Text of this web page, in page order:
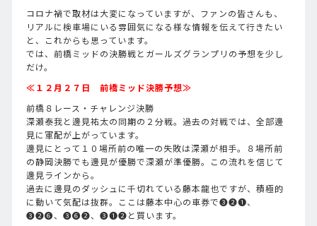
コロナ禍で取材は大変になっていますが、ファンの皆さんも、
リアルに検車場にいる雰囲気になる様な情報を伝えて行きたい
と、これからも思っています。
では、前橋ミッドの決勝戦とガールズグランプリの予想を少し
だけ。
≪１２月２７日 前橋ミッド決勝予想≫
前橋８レース・チャレンジ決勝
深瀬泰我と邊見祐太の同期の２分戦。過去の対戦では、全部邊
見に軍配が上がっています。
邊見にとって１０場所前の唯一の失敗は深瀬が相手。８場所前
の静岡決勝でも邊見が優勝で深瀬が準優勝。この流れを信じて
邊見ラインから。
過去に邊見のダッシュに千切れている藤本龍也ですが、積極的
に動いて気配は抜群。ここは藤本中心の車券で❸❷❶、
❸❷❻、❸❻❷、❸❶❷と買います。